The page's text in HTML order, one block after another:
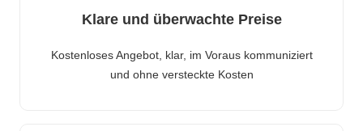
Klare und überwachte Preise
Kostenloses Angebot, klar, im Voraus kommuniziert
und ohne versteckte Kosten